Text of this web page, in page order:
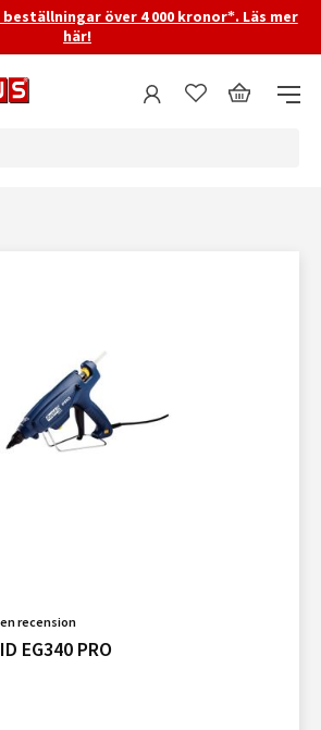
över 4 000 kronor*. Läs mer
här!
recension
EG340 PRO